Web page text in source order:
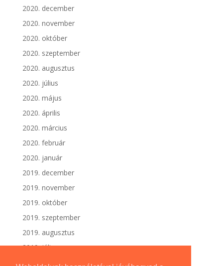
2020. december
2020. november
2020. október
2020. szeptember
2020. augusztus
2020. július
2020. május
2020. április
2020. március
2020. február
2020. január
2019. december
2019. november
2019. október
2019. szeptember
2019. augusztus
2019. július
2019. június